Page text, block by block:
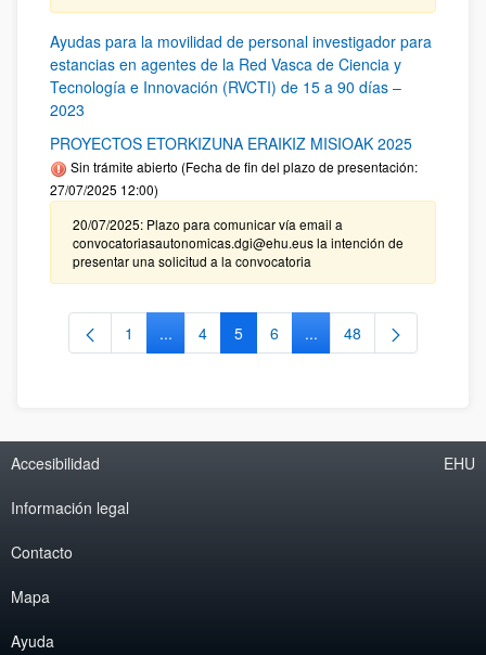
Ayudas para la movilidad de personal investigador para
estancias en agentes de la Red Vasca de Ciencia y
Tecnología e Innovación (RVCTI) de 15 a 90 días –
2023
PROYECTOS ETORKIZUNA ERAIKIZ MISIOAK 2025
Sin trámite abierto (Fecha de fin del plazo de presentación:
27/07/2025 12:00)
20/07/2025: Plazo para comunicar vía email a
convocatoriasautonomicas.dgi@ehu.eus la intención de
presentar una solicitud a la convocatoria
Página
1 ...Páginas intermedias Use TAB para
Página
4 Página
5 Página
6 ...Páginas intermedias
Página
48
Accesibilidad
Información legal
Contacto
Mapa
Ayuda
EHU